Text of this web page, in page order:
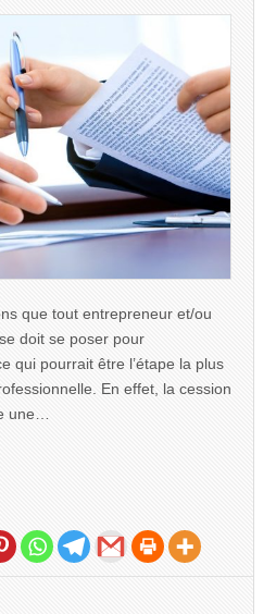
que tout entrepreneur et/ou
doit se poser pour
qui pourrait être l’étape la plus
En effet, la cession
une…